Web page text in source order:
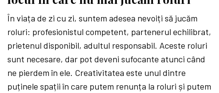
În viața de zi cu zi, suntem adesea nevoiți să jucăm
roluri: profesionistul competent, partenerul echilibrat,
prietenul disponibil, adultul responsabil. Aceste roluri
sunt necesare, dar pot deveni sufocante atunci când
ne pierdem în ele. Creativitatea este unul dintre
puținele spații în care putem renunța la roluri și putem